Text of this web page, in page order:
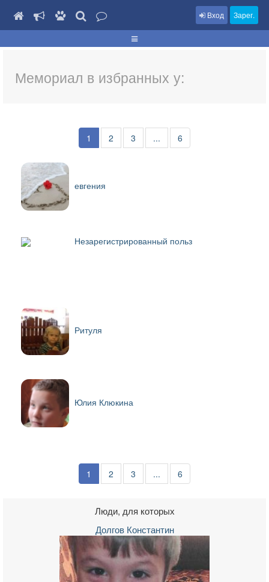
Вход Зарег.
Мемориал в избранных у:
1 2 3 ... 6
евгения
Незарегистрированный польз
Ритуля
Юлия Клюкина
1 2 3 ... 6
Люди, для которых
Долгов Константин